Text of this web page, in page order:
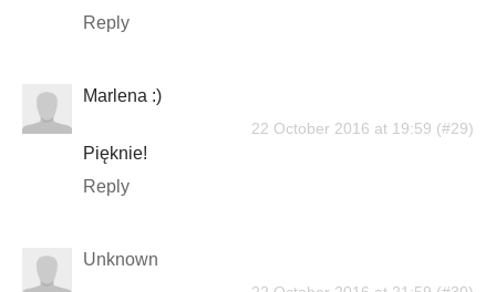
Reply
Marlena :)
22 October 2016 at 19:59
Pięknie!
Reply
Unknown